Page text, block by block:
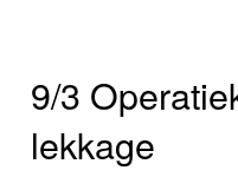
9/3
lekkage